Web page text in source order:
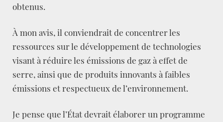
obtenus.
À mon avis, il conviendrait de concentrer les
ressources sur le développement de technologies
visant à réduire les émissions de gaz à effet de
serre, ainsi que de produits innovants à faibles
émissions et respectueux de l’environnement.
Je pense que l’État devrait élaborer un programme